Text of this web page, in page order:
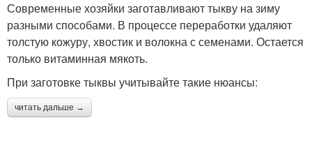
Современные хозяйки заготавливают тыкву на зиму
разными способами. В процессе переработки удаляют
толстую кожуру, хвостик и волокна с семенами. Остается
только витаминная мякоть.
При заготовке тыквы учитывайте такие нюансы:
читать дальше →